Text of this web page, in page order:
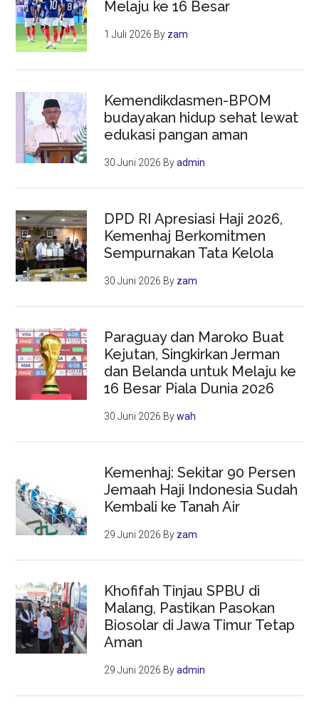
Melaju ke 16 Besar
1 Juli 2026 By zam
Kemendikdasmen-BPOM
budayakan hidup sehat lewat
edukasi pangan aman
30 Juni 2026 Byadmin
DPD RI Apresiasi Haji 2026,
Kemenhaj Berkomitmen
Sempurnakan Tata Kelola
30 Juni 2026 By zam
Paraguay dan Maroko Buat
Kejutan, Singkirkan Jerman
dan Belanda untuk Melaju ke
16 Besar Piala Dunia 2026
30 Juni 2026 Bywah
Kemenhaj: Sekitar 90 Persen
Jemaah Haji Indonesia Sudah
Kembali ke Tanah Air
29 Juni 2026 By zam
Khofifah Tinjau SPBU di
Malang, Pastikan Pasokan
Biosolar di Jawa Timur Tetap
Aman
29 Juni 2026 Byadmin